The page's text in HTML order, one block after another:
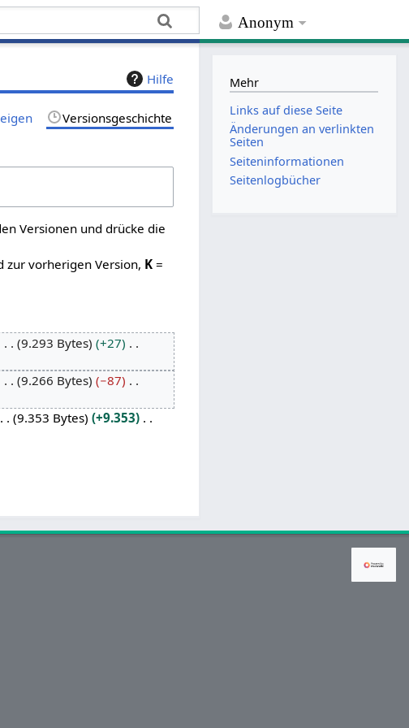
Anonym
Hilfe
Versionsgeschichte
Versionen und drücke die
zur vorherigen Version, K =
9.293 Bytes
+27
9.266 Bytes
−87
9.353 Bytes
+9.353
Mehr
Links auf diese Seite
Änderungen an verlinkten
Seiten
Seiten­­informationen
Seitenlogbücher